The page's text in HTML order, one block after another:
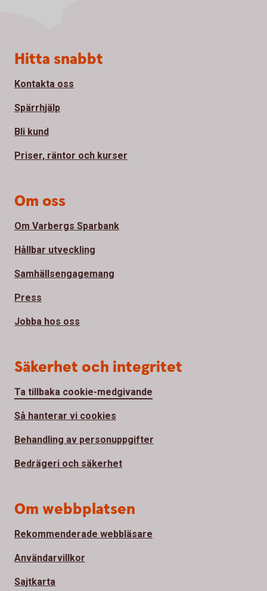
Sidfot
Hitta snabbt
Kontakta oss
Spärrhjälp
Bli kund
Priser, räntor och kurser
Om oss
Om Varbergs Sparbank
Hållbar utveckling
Samhällsengagemang
Press
Jobba hos oss
Säkerhet och integritet
Ta tillbaka cookie-medgivande
Så hanterar vi cookies
Behandling av personuppgifter
Bedrägeri och säkerhet
Om webbplatsen
Rekommenderade webbläsare
Användarvillkor
Sajtkarta